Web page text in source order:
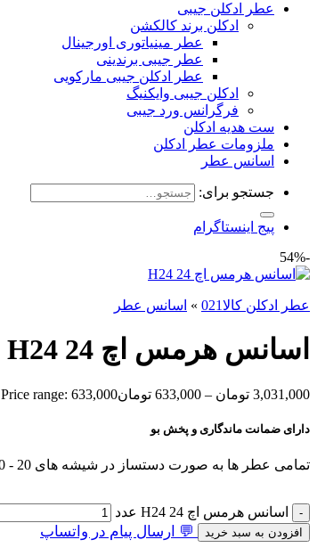
عطر ادکلن جیبی
ادکلن برند کالکشن
عطر مینیاتوری اورجینال
عطر جیبی برندینی
عطر ادکلن جیبی مارکویی
ادکلن جیبی وایکنیگ
فرگرانس ورد جیبی
ست هدیه ادکلن
ملزومات عطر ادکلن
اسانس عطر
جستجو برای:
پیج اینستاگرام
-54%
عطر ادکلن کالا021 » اسانس عطر
اسانس هرمس اچ 24 H24
3,031,000 تومان –
633,000 تومانPrice range: 633,000 تومان through 3,031,000 تومان
دارای ضمانت ماندگاری و پخش بو
تمامی عطر ها به صورت دستساز در شیشه های 20 - 50 و 100 میل آماده و ارسال میشوند.
اسانس هرمس اچ 24 H24 عدد
افزودن به سبد خرید 💬 ارسال پیام در واتساپ